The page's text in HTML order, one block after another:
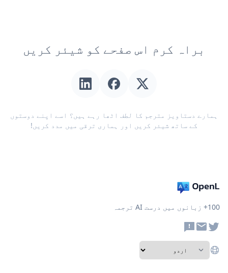
براہ کرم اس صفحے کو شیئر کریں
ہمارے دستاویز مترجم کا لطف اٹھا رہے ہیں؟ اسے اپنے دوستوں
کے ساتھ شیئر کریں اور ہماری ترقی میں مدد کریں!
100+ زبانوں میں درست AI ترجمہ